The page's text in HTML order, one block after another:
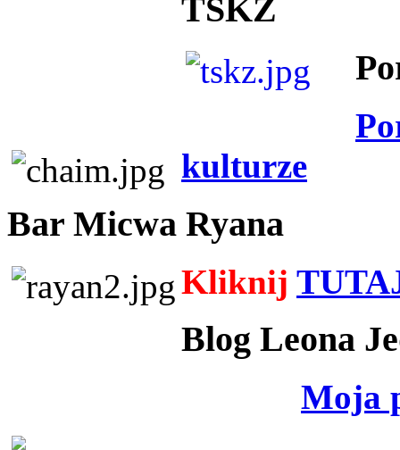
TSKZ
kulturze
Bar Micwa Ryana
Kliknij
Blog Leona
Moja